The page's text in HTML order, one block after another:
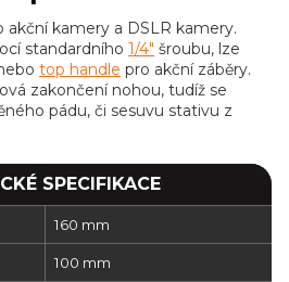
kamery a DSLR kamery.
standardního 1/4" šroubu, lze
top handle pro akční záběry.
zakončení nohou, tudíž se
pádu, či sesuvu stativu z
SPECIFIKACE
160 mm
100 mm